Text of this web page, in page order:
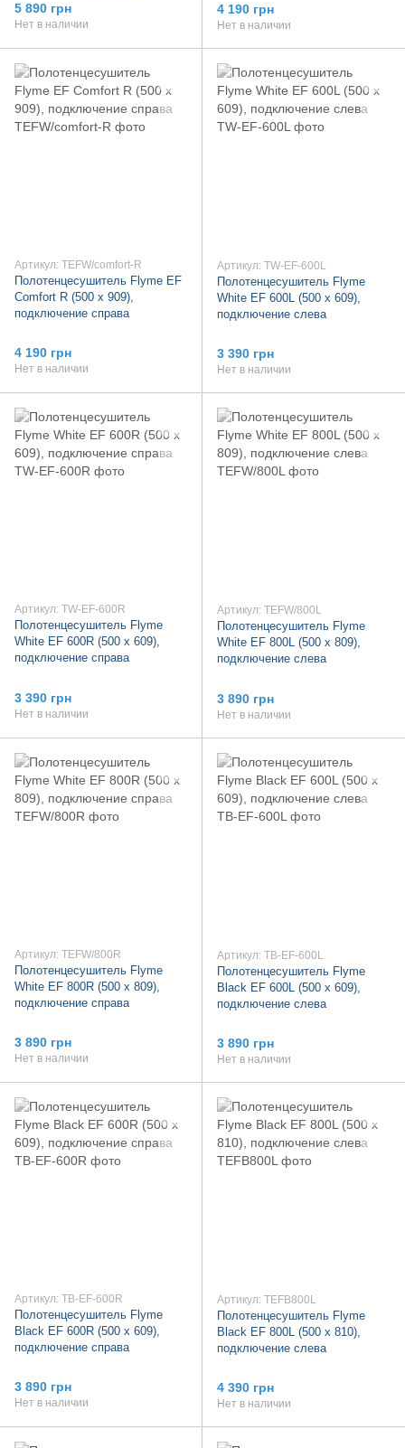
5 890 грн
Нет в наличии
4 190 грн
Нет в наличии
Артикул: TEFW/comfort-R
Полотенцесушитель Flyme EF
Comfort R (500 х 909),
подключение справа
4 190 грн
Нет в наличии
Артикул: TW-EF-600L
Полотенцесушитель Flyme
White EF 600L (500 х 609),
подключение слева
3 390 грн
Нет в наличии
Артикул: TW-EF-600R
Полотенцесушитель Flyme
White EF 600R (500 х 609),
подключение справа
3 390 грн
Нет в наличии
Артикул: TEFW/800L
Полотенцесушитель Flyme
White EF 800L (500 х 809),
подключение слева
3 890 грн
Нет в наличии
Артикул: TEFW/800R
Полотенцесушитель Flyme
White EF 800R (500 х 809),
подключение справа
3 890 грн
Нет в наличии
Артикул: TB-EF-600L
Полотенцесушитель Flyme
Black EF 600L (500 х 609),
подключение слева
3 890 грн
Нет в наличии
Артикул: TB-EF-600R
Полотенцесушитель Flyme
Black EF 600R (500 х 609),
подключение справа
3 890 грн
Нет в наличии
Артикул: TEFB800L
Полотенцесушитель Flyme
Black EF 800L (500 х 810),
подключение слева
4 390 грн
Нет в наличии